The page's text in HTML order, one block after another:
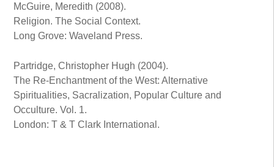
McGuire, Meredith (2008).
Religion. The Social Context.
Long Grove: Waveland Press.
Partridge, Christopher Hugh (2004).
The Re-Enchantment of the West: Alternative
Spiritualities, Sacralization, Popular Culture and
Occulture. Vol. 1.
London: T & T Clark International.